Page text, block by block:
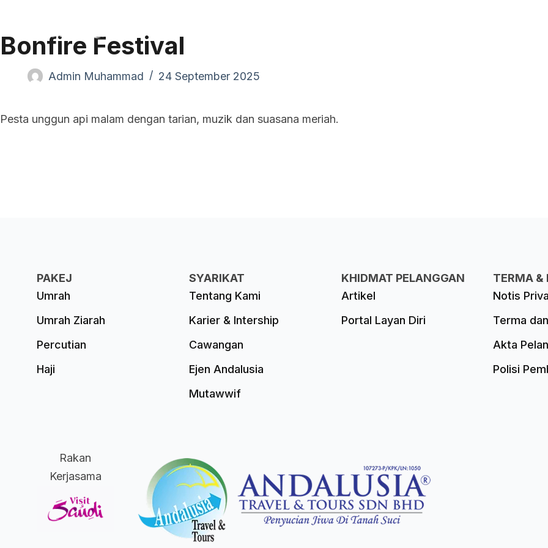
Bonfire Festival
Admin Muhammad 24 September 2025
Pesta unggun api malam dengan tarian, muzik dan suasana meriah.
PAKEJ
Umrah
Umrah Ziarah
Percutian
Haji
SYARIKAT
Tentang Kami
Karier & Intership
Cawangan
Ejen Andalusia
Mutawwif
KHIDMAT PELANGGAN
Artikel
Portal Layan Diri
TERMA &
Notis
Terma
Akta
Polisi
Rakan
Kerjasama